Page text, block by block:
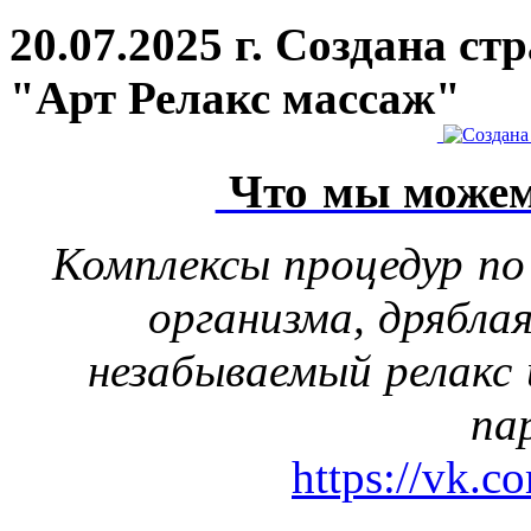
20.07.2025 г. Создана
"Арт Релакс массаж"
Что мы
Комплексы процедур
организма,
незабываемый
https://